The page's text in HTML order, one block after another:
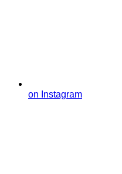
on Instagram